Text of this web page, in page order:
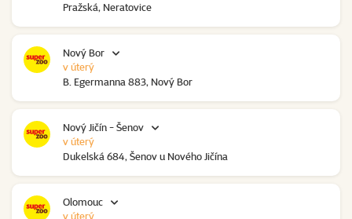
Pražská, Neratovice
Nový Bor
B. Egermanna 883, Nový Bor
v úterý
Nový Jičín - Šenov
Dukelská 684, Šenov u Nového Jičína
v úterý
Olomouc
v úterý